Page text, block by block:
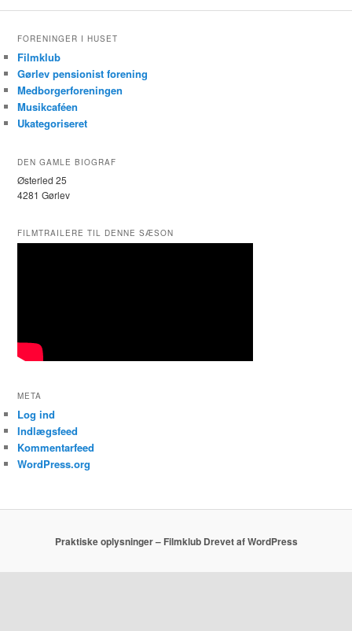
FORENINGER I HUSET
Filmklub
Gørlev pensionist forening
Medborgerforeningen
Musikcaféen
Ukategoriseret
DEN GAMLE BIOGRAF
Østerled 25
4281 Gørlev
FILMTRAILERE TIL DENNE SÆSON
META
Log ind
Indlægsfeed
Kommentarfeed
WordPress.org
Praktiske oplysninger – Filmklub Drevet af WordPress